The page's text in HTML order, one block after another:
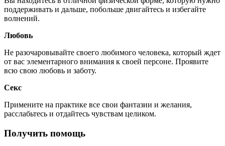
поддерживать и дальше, побольше двигайтесь и избегайте
волнений.
Любовь
Не разочаровывайте своего любимого человека, который ждет
от вас элементарного внимания к своей персоне. Проявите
всю свою любовь и заботу.
Секс
Примените на практике все свои фантазии и желания,
расслабьтесь и отдайтесь чувствам целиком.
Получить помощь